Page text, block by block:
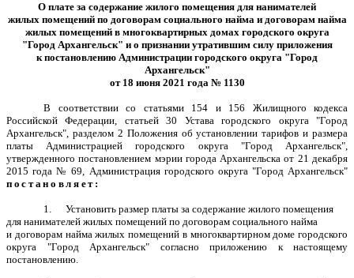
О плате за содержание жилого помещения для нанимателей
жилых помещений по договорам социального найма и договорам найма
жилых помещений в многоквартирных домах городского округа
"Город Архангельск" и о признании утратившим силу приложения
к постановлению Администрации городского округа "Город
Архангельск"
от 18 июня 2021 года № 1130
В соответствии со статьями 154 и 156 Жилищного кодекса
Российской Федерации, статьей 30 Устава городского округа "Город
Архангельск", разделом 2 Положения об установлении тарифов и размера
платы Администрацией городского округа "Город Архангельск",
утвержденного постановлением мэрии города Архангельска от 21 декабря
2015 года № 69, Администрация городского округа "Город Архангельск"
постановляет:
1. Установить размер платы за содержание жилого помещения
для нанимателей жилых помещений по договорам социального найма
и договорам найма жилых помещений в многоквартирном доме городского
округа "Город Архангельск" согласно приложению к настоящему
постановлению.